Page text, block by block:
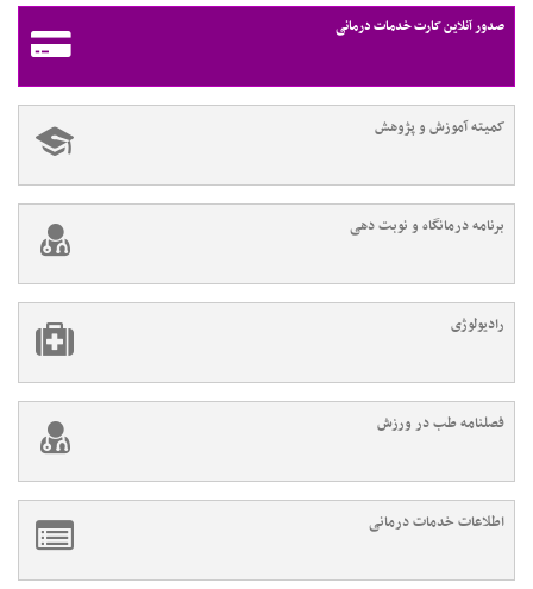
صدور آنلاین کارت خدمات درمانی
کمیته آموزش و پژوهش
برنامه درمانگاه و نوبت دهی
رادیولوژی
فصلنامه طب در ورزش
اطلاعات خدمات درمانی